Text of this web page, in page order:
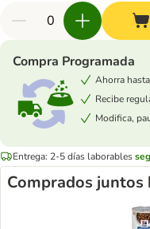
Compra Programada
Ahorra
Recibe
Modifica,
Entrega: 2-5 días laborables
Comprados